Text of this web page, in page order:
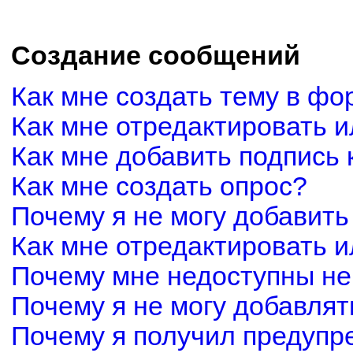
Создание сообщений
Как мне создать тему в
Как мне отредактировать
Как мне добавить
Как мне создать опрос?
Почему я не могу
Как мне отредактировать
Почему мне недоступны
Почему я не могу
Почему я получил